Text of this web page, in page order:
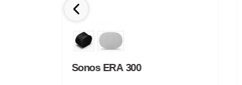
Sonos ERA 300